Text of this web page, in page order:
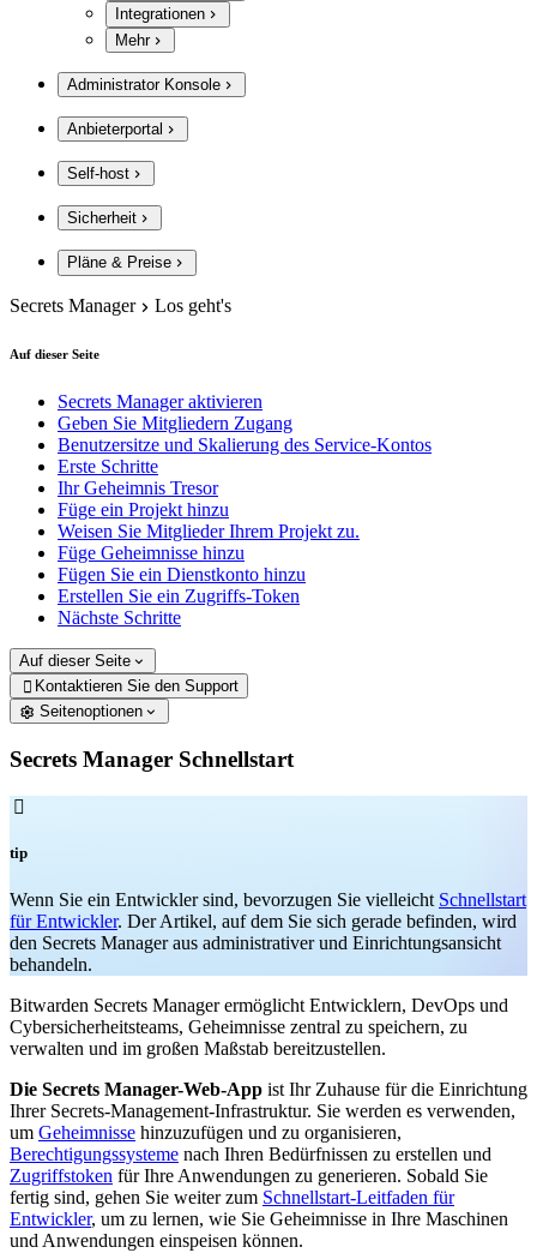
Integrationen
Mehr
Administrator Konsole
Anbieterportal
Self-host
Sicherheit
Pläne & Preise
Secrets Manager Los geht's
Auf dieser Seite
Secrets Manager aktivieren
Geben Sie Mitgliedern Zugang
Benutzersitze und Skalierung des Service-Kontos
Erste Schritte
Ihr Geheimnis Tresor
Füge ein Projekt hinzu
Weisen Sie Mitglieder Ihrem Projekt zu.
Füge Geheimnisse hinzu
Fügen Sie ein Dienstkonto hinzu
Erstellen Sie ein Zugriffs-Token
Nächste Schritte
Auf dieser Seite
 Kontaktieren Sie den Support
Seitenoptionen
Secrets Manager Schnellstart

tip
Wenn Sie ein Entwickler sind, bevorzugen Sie vielleicht Schnellstart
für Entwickler. Der Artikel, auf dem Sie sich gerade befinden, wird
den Secrets Manager aus administrativer und Einrichtungsansicht
behandeln.
Bitwarden Secrets Manager ermöglicht Entwicklern, DevOps und
Cybersicherheitsteams, Geheimnisse zentral zu speichern, zu
verwalten und im großen Maßstab bereitzustellen.
Die Secrets Manager-Web-App ist Ihr Zuhause für die Einrichtung
Ihrer Secrets-Management-Infrastruktur. Sie werden es verwenden,
um Geheimnisse hinzuzufügen und zu organisieren,
Berechtigungssysteme nach Ihren Bedürfnissen zu erstellen und
Zugriffstoken für Ihre Anwendungen zu generieren. Sobald Sie
fertig sind, gehen Sie weiter zum Schnellstart-Leitfaden für
Entwickler, um zu lernen, wie Sie Geheimnisse in Ihre Maschinen
und Anwendungen einspeisen können.